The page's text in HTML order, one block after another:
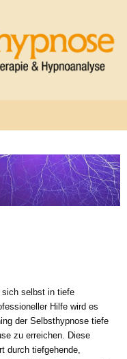
sich selbst in tiefe
Hilfe wird es
der Selbsthypnose tiefe
zu erreichen. Diese
durch tiefgehende,